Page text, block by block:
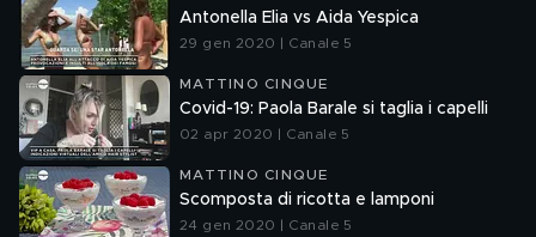
Antonella Elia vs Aida Yespica
29 gen 2020 | Canale 5
MATTINO CINQUE
Covid-19: Paola Barale si taglia i capelli
02 apr 2020 | Canale 5
MATTINO CINQUE
Scomposta di ricotta e lamponi
24 gen 2020 | Canale 5